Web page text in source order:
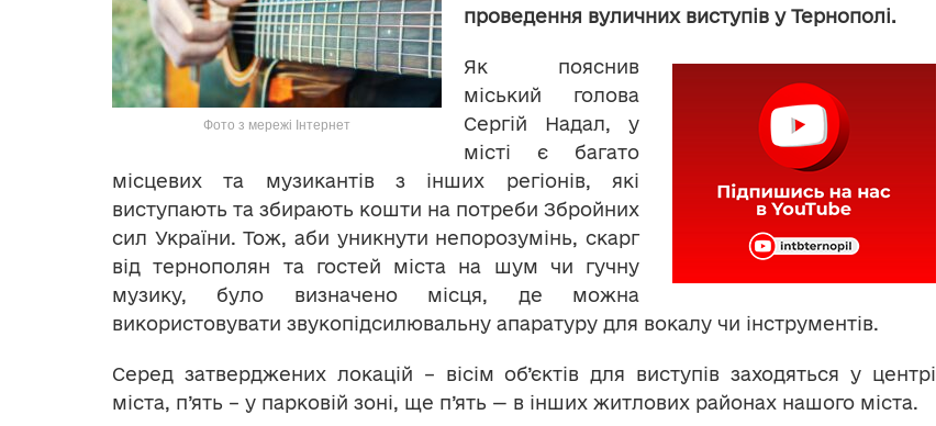
Фото з мережі Інтернет
проведення вуличних виступів у Тернополі.
Як пояснив
міський голова
Сергій Надал, у
місті є багато
місцевих та музикантів з інших регіонів, які
виступають та збирають кошти на потреби Збройних
сил України. Тож, аби уникнути непорозумінь, скарг
від тернополян та гостей міста на шум чи гучну
музику, було визначено місця, де можна
використовувати звукопідсилювальну апаратуру для вокалу чи інструментів.
Серед затверджених локацій – вісім об’єктів для виступів заходяться у центрі
міста, п’ять – у парковій зоні, ще п’ять — в інших житлових районах нашого міста.